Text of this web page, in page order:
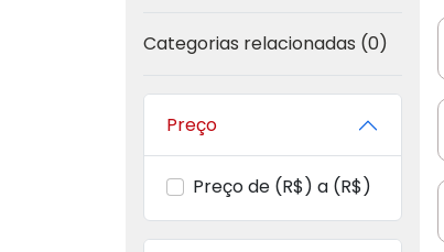
Categorias relacionadas (0)
Preço
Preço de (R$) a (R$)